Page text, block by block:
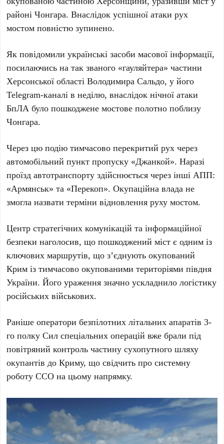
районіЧонгара. Внаслідок успішної атаки рух
мостом повністю зупинено.
Як повідомили українські засоби масової інформації,
посилаючись на так званого «гауляйтера» частини
Херсонської областіВолодимира Сальдо, у його
Telegram-каналі внеділю, внаслідок нічної атаки
БпЛА було пошкоджене мостове полотно поблизу
Чонгара.
Через цю подію тимчасово перекритий рух через
автомобільний пункт пропуску «Джанкой». Наразі
проїзд автотранспорту здійснюється через інші АПП:
«Армянськ» та «Перекоп». Окупаційна влада не
змогла назвати терміни відновлення руху мостом.
Центр стратегічних комунікацій та інформаційної
безпеки наголосив, що пошкоджений міст є одним із
ключових маршрутів, що з’єднують окупований
Крим із тимчасово окупованими територіями півдня
України. Його ураження значно ускладнило логістику
російських військових.
Раніше оператори безпілотних літальних апаратів3-
го полку Сил спеціальних операцій вже брали під
повітряний контроль частину сухопутного шляху
окупантів доКриму, що свідчить про системну
роботу ССО на цьому напрямку.